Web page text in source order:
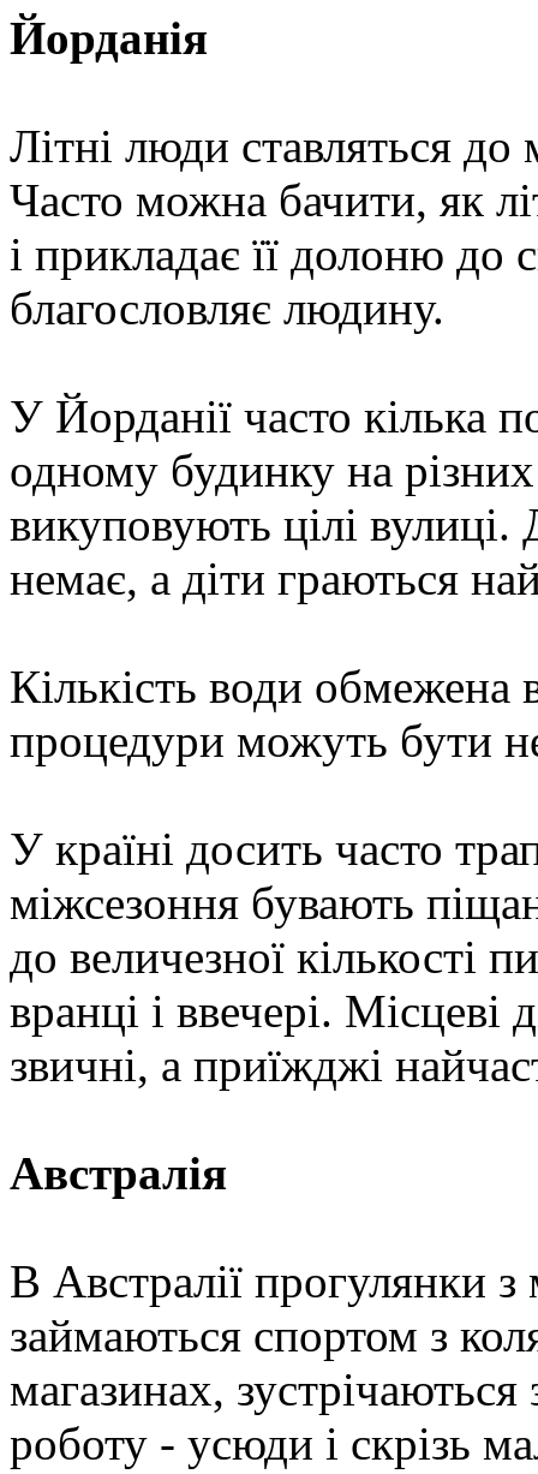
Йорданія
Літні люди ставляться до
Часто можна бачити, як
і прикладає її долоню до
благословляє людину.
У Йорданії часто кілька
одному будинку на
викуповують цілі
немає, а діти граються
Кількість води обмежена
процедури можуть бути
У країні досить часто
міжсезоння бувають
до величезної кількості
вранці і ввечері.
звичні, а приїжджі
Австралія
В Австралії прогулянки
займаються спортом з
магазинах,
роботу - усюди і скрізь